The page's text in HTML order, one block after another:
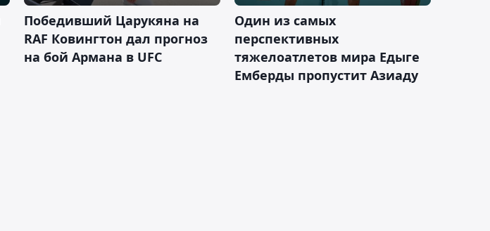
Победивший Царукяна на
RAF Ковингтон дал прогноз
на бой Армана в UFC
Один из самых
перспективных
тяжелоатлетов мира Едыге
Емберды пропустит Азиаду